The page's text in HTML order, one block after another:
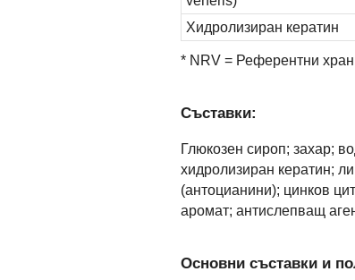
Хидролизиран кератин
* NRV = Референтни
Съставки:
Глюкозен сироп; захар;
хидролизиран кератин;
(антоцианини); цинков
аромат; антислепващ
Основни съставки и